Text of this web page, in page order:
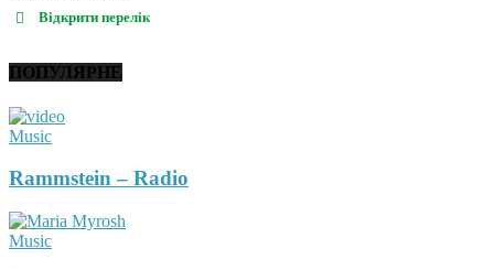
Відкрити перелік
ПОПУЛЯРНЕ
Music
Rammstein – Radio
Music